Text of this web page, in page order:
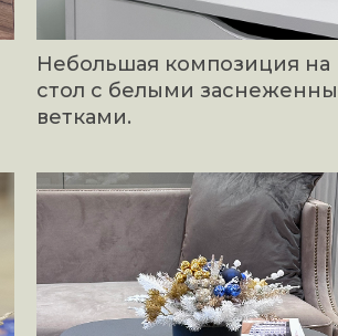
Небольшая композиция на
стол с белыми
ветками.